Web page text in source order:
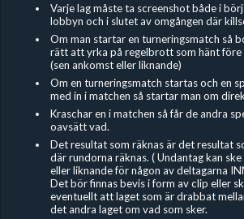
Varje lag måste ta screenshot både i
lobbyn och i slutet av omgången där
Om man startar en turneringsmatch så
rätt att yrka på regelbrott som hänt
(sen ankomst eller liknande)
Om en turneringsmatch startas och en
med in i matchen så startar man om
Kraschar en i matchen så får de andra
oavsätt vad.
Det resultat som räknas är det resultat
där rundorna räknas. ( Undantag kan
eller liknande för någon av deltagarna
Det bör finnas bevis i form av clip eller
eventuellt att laget som är drabbat
det andra laget om vad som sker.